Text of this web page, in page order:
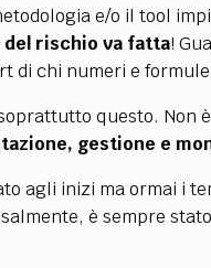
e/o il tool
del rischio va fatta!
di chi numeri e
questo.
gestione e
agli inizi ma ormai i
è sempre